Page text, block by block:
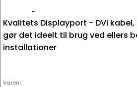
Kvalitets Displayport - DVI
gør det ideelt til brug ved ellers
installationer
Varenr: